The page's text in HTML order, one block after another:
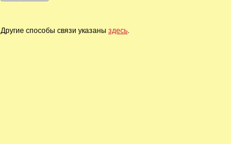
Другие способы связи указаны здесь.